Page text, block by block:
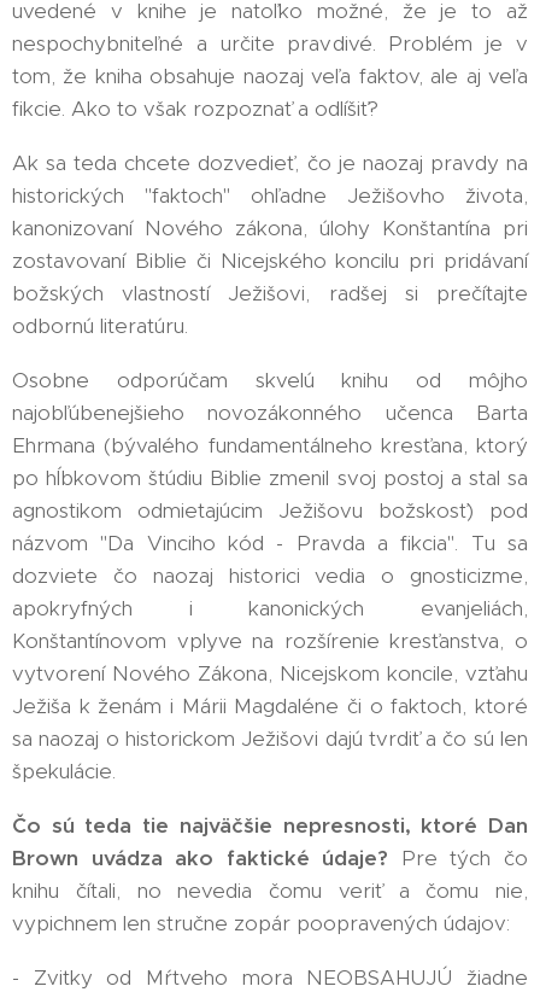
uvedené v knihe je natoľko možné, že je to až
nespochybniteľné a určite pravdivé. Problém je v
tom, že kniha obsahuje naozaj veľa faktov, ale aj veľa
fikcie. Ako to však rozpoznať a odlíšiť?
Ak sa teda chcete dozvedieť, čo je naozaj pravdy na
historických "faktoch" ohľadne Ježišovho života,
kanonizovaní Nového zákona, úlohy Konštantína pri
zostavovaní Biblie či Nicejského koncilu pri pridávaní
božských vlastností Ježišovi, radšej si prečítajte
odbornú literatúru.
Osobne odporúčam skvelú knihu od môjho
najobľúbenejšieho novozákonného učenca Barta
Ehrmana (bývalého fundamentálneho kresťana, ktorý
po hĺbkovom štúdiu Biblie zmenil svoj postoj a stal sa
agnostikom odmietajúcim Ježišovu božskosť) pod
názvom "Da Vinciho kód - Pravda a fikcia". Tu sa
dozviete čo naozaj historici vedia o gnosticizme,
apokryfných i kanonických evanjeliách,
Konštantínovom vplyve na rozšírenie kresťanstva, o
vytvorení Nového Zákona, Nicejskom koncile, vzťahu
Ježiša k ženám i Márii Magdaléne či o faktoch, ktoré
sa naozaj o historickom Ježišovi dajú tvrdiť a čo sú len
špekulácie.
Čo sú teda tie najväčšie nepresnosti, ktoré Dan
Brown uvádza ako faktické údaje? Pre tých čo
knihu čítali, no nevedia čomu veriť a čomu nie,
vypichnem len stručne zopár poopravených údajov:
- Zvitky od Mŕtveho mora NEOBSAHUJÚ žiadne